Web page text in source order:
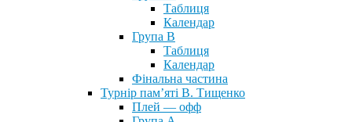
Таблиця
Календар
Група В
Таблиця
Календар
Фінальна частина
Турнір пам’яті В. Тищенко
Плей — офф